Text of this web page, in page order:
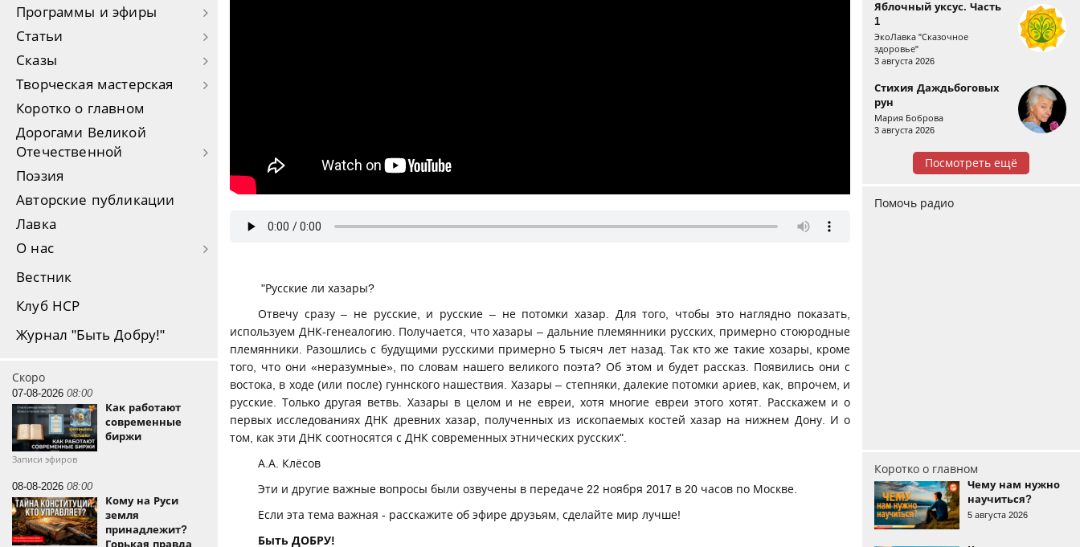
Программы и эфиры
Статьи
Сказы
Творческая мастерская
Коротко о главном
Дорогами Великой
Отечественной
Поэзия
Авторские публикации
Лавка
О нас
Вестник
Клуб НСР
Журнал "Быть Добру!"
Скоро
07-08-2026 08:00
Как работают
современные
биржи
Записи эфиров
08-08-2026 08:00
Кому на Руси
земля
принадлежит?
Горькая правда
"Русские ли хазары?
Отвечу сразу – не русские, и русские – не потомки хазар. Для того, чтобы это наглядно показать,
используем ДНК-генеалогию. Получается, что хазары – дальние племянники русских, примерно стоюродные
племянники. Разошлись с будущими русскими примерно 5 тысяч лет назад. Так кто же такие хозары, кроме
того, что они «неразумные», по словам нашего великого поэта? Об этом и будет рассказ. Появились они с
востока, в ходе (или после) гуннского нашествия. Хазары – степняки, далекие потомки ариев, как, впрочем, и
русские. Только другая ветвь. Хазары в целом и не евреи, хотя многие евреи этого хотят. Расскажем и о
первых исследованиях ДНК древних хазар, полученных из ископаемых костей хазар на нижнем Дону. И о
том, как эти ДНК соотносятся с ДНК современных этнических русских".
А.А. Клёсов
Эти и другие важные вопросы были озвучены в передаче 22 ноября 2017 в 20 часов по Москве.
Если эта тема важная - расскажите об эфире друзьям, сделайте мир лучше!
Быть ДОБРУ!
Яблочный уксус. Часть
1
ЭкоЛавка "Сказочное
здоровье"
3 августа 2026
Стихия Даждьбоговых
рун
Мария Боброва
3 августа 2026
Посмотреть ещё
Помочь радио
Коротко о главном
Чему нам нужно
научиться?
5 августа 2026